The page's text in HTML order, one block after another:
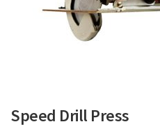
Speed Drill Press